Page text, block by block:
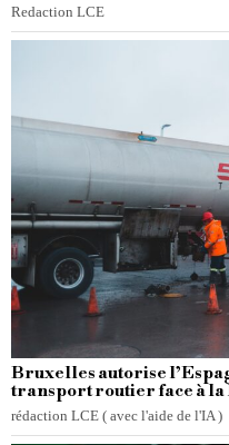
Redaction LCE
Bruxelles autorise
transport routier face à la
rédaction LCE ( avec l'aide de l'IA )